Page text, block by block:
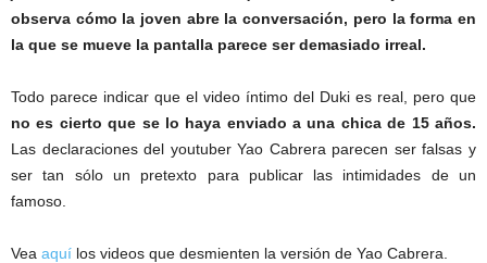
observa cómo la joven abre la conversación, pero la forma en
la que se mueve la pantalla parece ser demasiado irreal.
Todo parece indicar que el video íntimo del Duki es real, pero que
no es cierto que se lo haya enviado a una chica de 15 años.
Las declaraciones del youtuber Yao Cabrera parecen ser falsas y
ser tan sólo un pretexto para publicar las intimidades de un
famoso.
Vea aquí los videos que desmienten la versión de Yao Cabrera.